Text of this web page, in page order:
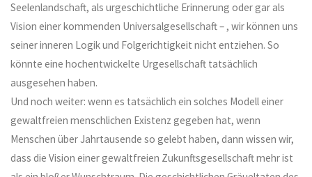
Seelenlandschaft, als urgeschichtliche Erinnerung oder gar als
Vision einer kommenden Universalgesellschaft – , wir können uns
seiner inneren Logik und Folgerichtigkeit nicht entziehen. So
könnte eine hochentwickelte Urgesellschaft tatsächlich
ausgesehen haben.
Und noch weiter: wenn es tatsächlich ein solches Modell einer
gewaltfreien menschlichen Existenz gegeben hat, wenn
Menschen über Jahrtausende so gelebt haben, dann wissen wir,
dass die Vision einer gewaltfreien Zukunftsgesellschaft mehr ist